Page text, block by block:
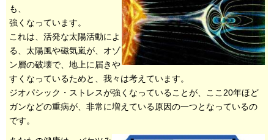
も、
強くなっています。
これは、活発な太陽活動によ
る、太陽風や磁気嵐が、オゾ
ン層の破壊で、地上に届きや
すくなっているためと、我々は考えています。
ジオパシック・ストレスが強くなっていることが、ここ20年ほど
ガンなどの重病が、非常に増えている原因の一つとなっているの
です。